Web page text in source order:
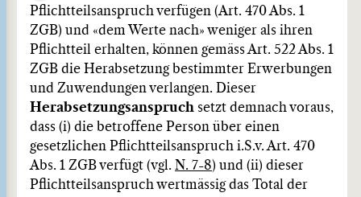
Pflichtteilsanspruch verfügen (Art. 470 Abs. 1
ZGB) und «dem Werte nach» weniger als ihren
Pflichtteil erhalten, können gemäss Art. 522 Abs. 1
ZGB die Herabsetzung bestimmter Erwerbungen
und Zuwendungen verlangen. Dieser
Herabsetzungsanspruch setzt demnach voraus,
dass (i) die betroffene Person über einen
gesetzlichen Pflichtteilsanspruch i.S.v. Art. 470
Abs. 1 ZGB verfügt (vgl. N. 7-8) und (ii) dieser
Pflichtteilsanspruch wertmässig das Total der